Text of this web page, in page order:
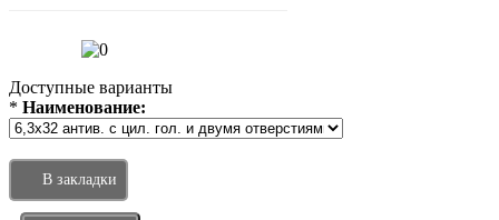
Доступные варианты
* Наименование:
В закладки